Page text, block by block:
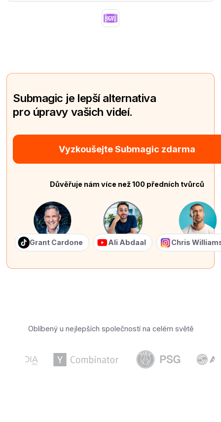
Submagic je lepší alternativa
pro úpravy vašich videí.
Vyzkoušejte Submagic zdarma
Důvěřuje nám více než 100 předních tvůrců
Grant Cardone Ali Abdaal Chris
Oblíbený u nejlepších společností na celém světě